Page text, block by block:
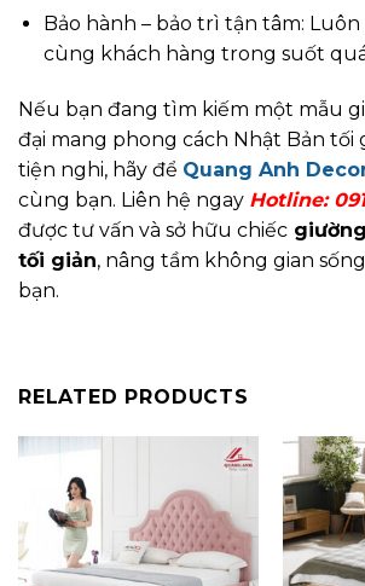
Bảo hành – bảo trì tận tâm:
cùng khách hàng trong suốt
Nếu bạn đang tìm kiếm một mẫu
đại mang phong cách Nhật Bản tối
tiện nghi, hãy để Quang Anh
cùng bạn. Liên hệ ngay Hotline:
được tư vấn và sở hữu chiếc
tối giản, nâng tầm không gian
bạn.
RELATED PRODUCTS